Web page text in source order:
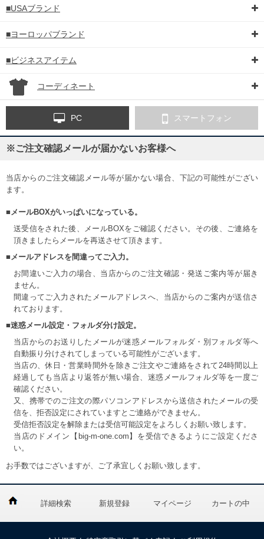
■USAブランド
■ヨーロッパブランド
■ビジネスアイテム
コーディネート
PC スマートフォン
※ご注文確認メールが届かないお客様へ
当店からのご注文確認メール等が届かない場合、下記の可能性がござい
ます。
■メールBOXがいっぱいになっている。
送受信をされた後、メールBOXをご確認ください。その後、ご連絡を
頂きましたらメールを再送させて頂きます。
■メールアドレスを間違ってご入力。
お間違いご入力の場合、当店からのご注文確認・発送ご案内等が届き
ません。
間違ってご入力されたメールアドレスへ、当店からのご案内が送信さ
れております。
■迷惑メール設定・フォルダ分け設定。
当店からのお送りしたメールが迷惑メールフォルダ・別フォルダ等へ
自動振り分けされてしまっている可能性がございます。
当店の、休日・営業時間外を除きご注文やご連絡をされて24時間以上
経過しても当店より返答が無い場合、迷惑メールフォルダ等を一度ご
確認ください。
又、携帯でのご注文の際パソコンアドレスから送信されたメールの受
信を、拒否設定にされていますとご連絡ができません。
受信拒否設定を解除または受信可能設定をよろしくお願い致します。
当店のドメイン【big-m-one.com】を受信できるようにご設定くださ
い。
お手数ではございますが、ご了承宜しくお願い致します。
詳細検索 新規登録 マイページ カートの中